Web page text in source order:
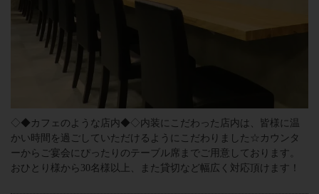
◇◆カフェのような店内◆◇内装にこだわった店内は、皆様に温
かい時間を過ごしていただけるようにこだわりました☆カウンタ
ーからご宴会にぴったりのテーブル席までご用意しております。
おひとり様から30名様以上、また貸切など幅広く対応頂けます！